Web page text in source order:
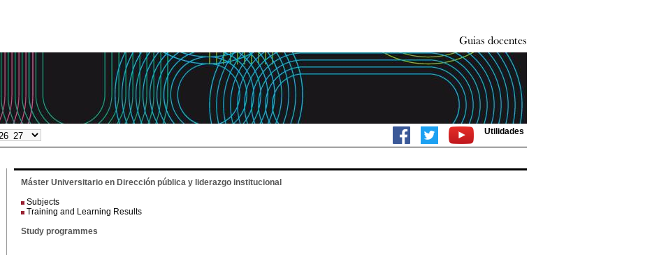
Utilidades
Máster Universitario en Dirección pública y liderazgo institucional
Subjects
Training and Learning Results
Study programmes